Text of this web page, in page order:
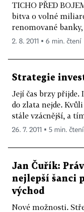
TICHO PŘED
bitva o volné
renomované
2. 8. 2011 ▪ 6 min. čtení
Strategie
Její čas brzy přijde.
do zlata nejde.
stále vzácnější, a
26. 7. 2011 ▪ 5 min. čtení
Jan Čuřík:
nejlepší šanci
východ
Nové možnosti.